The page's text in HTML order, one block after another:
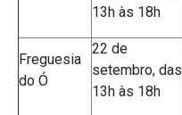
13h às 18h
Freguesia
do Ó
22 de
setembro, das
13h às 18h